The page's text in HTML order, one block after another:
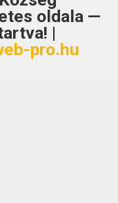
oldala —
|
pro.hu